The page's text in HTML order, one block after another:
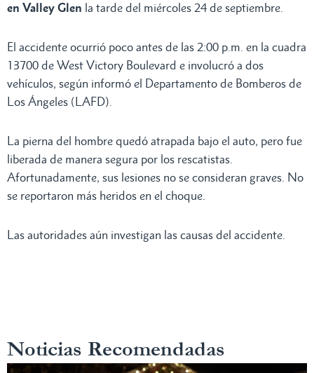
en Valley Glen la tarde del miércoles 24 de septiembre.
El accidente ocurrió poco antes de las 2:00 p.m. en la cuadra
13700 de West Victory Boulevard e involucró a dos
vehículos, según informó el Departamento de Bomberos de
Los Ángeles (LAFD).
La pierna del hombre quedó atrapada bajo el auto, pero fue
liberada de manera segura por los rescatistas.
Afortunadamente, sus lesiones no se consideran graves. No
se reportaron más heridos en el choque.
Las autoridades aún investigan las causas del accidente.
Noticias Recomendadas